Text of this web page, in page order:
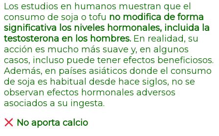
Los estudios en humanos muestran que el
consumo de soja o tofu no modifica de forma
significativa los niveles hormonales, incluida la
testosterona en los hombres. En realidad, su
acción es mucho más suave y, en algunos
casos, incluso puede tener efectos beneficiosos.
Además, en países asiáticos donde el consumo
de soja es habitual desde hace siglos, no se
observan efectos hormonales adversos
asociados a su ingesta.
No aporta calcio